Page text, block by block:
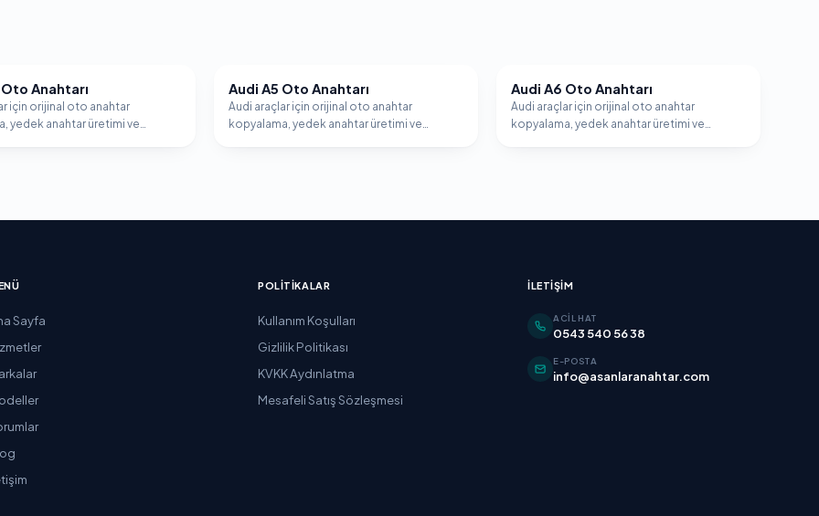
Anahtarı
için orijinal oto anahtar
yedek anahtar üretimi ve
AUDI
Audi A5 Oto Anahtarı
Audi araçlar için orijinal oto anahtar
kopyalama, yedek anahtar üretimi ve
AUDI
Audi A6 Oto Anahtarı
Audi araçlar için orijinal oto anahtar
kopyalama, yedek anahtar üretimi ve
Sayfa
POLITIKALAR
Kullanım Koşulları
Gizlilik Politikası
KVKK Aydınlatma
Mesafeli Satış Sözleşmesi
İLETIŞIM
ACIL HAT
0543 540 56 38
E-POSTA
info@asanlaranahtar.com